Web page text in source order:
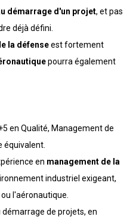
démarrage d'un projet, et pas
déjà défini.
la défenseest fortement
pourra également
en Qualité, Management de
équivalent.
en management de la
industriel exigeant,
l'aéronautique.
de projets, en